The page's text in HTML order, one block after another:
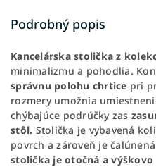
Podrobný popis
Kancelárska stolička z
minimalizmu a pohodlia.
správnu polohu chrtice pri
rozmery umožnia
chýbajúce podrúčky zas
stôl. Stolička je vybavená
povrch a zároveň je
stolička je otočná a